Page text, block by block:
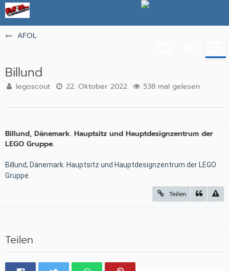
AFOL
Billund
legoscout 22. Oktober 2022 538 mal gelesen
Billund, Dänemark. Hauptsitz und Hauptdesignzentrum der
LEGO Gruppe.
Billund, Dänemark. Hauptsitz und Hauptdesignzentrum der LEGO
Gruppe.
Teilen
Teilen